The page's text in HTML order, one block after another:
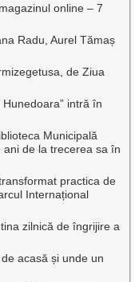
online – 7
Radu, Aurel Tămaș
de Ziua
intră în
Municipală
ani de la trecerea sa în
practica de
Internațional
zilnică de îngrijire a
acasă și unde un